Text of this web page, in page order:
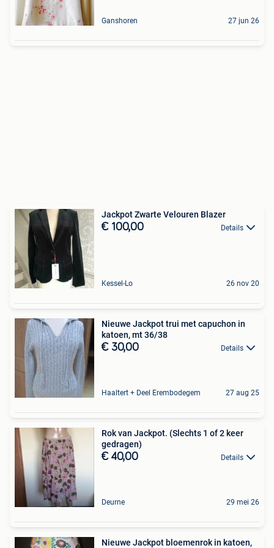
Ganshoren 27 jun 26
Jackpot Zwarte Velouren Blazer
€ 100,00 Details
Kessel-Lo 26 nov 20
Nieuwe Jackpot trui met capuchon in
katoen, mt 36/38
€ 30,00 Details
Haaltert + Deel Erembodegem 27 aug 25
Rok van Jackpot. (Slechts 1 of 2 keer
gedragen)
€ 40,00 Details
Deurne 29 mei 26
Nieuwe Jackpot bloemenrok in katoen,